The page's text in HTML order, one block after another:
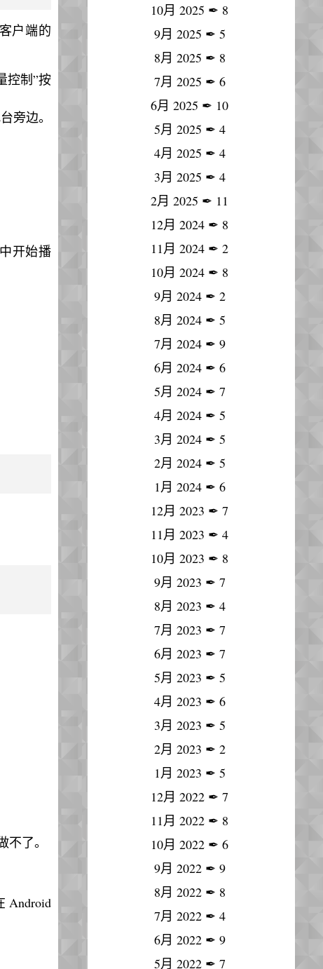
户端的
控制”按
旁边。
开始播
不了。
Android
10月 2025 ✒ 8
9月 2025 ✒ 5
8月 2025 ✒ 8
7月 2025 ✒ 6
6月 2025 ✒ 10
5月 2025 ✒ 4
4月 2025 ✒ 4
3月 2025 ✒ 4
2月 2025 ✒ 11
12月 2024 ✒ 8
11月 2024 ✒ 2
10月 2024 ✒ 8
9月 2024✒ 2
8月 2024✒ 5
7月 2024✒ 9
6月 2024✒ 6
5月 2024✒ 7
4月 2024✒ 5
3月 2024✒ 5
2月 2024✒ 5
1月 2024✒ 6
12月 2023 ✒ 7
11月 2023 ✒ 4
10月 2023 ✒ 8
9月 2023 ✒ 7
8月 2023 ✒ 4
7月 2023 ✒ 7
6月 2023 ✒ 7
5月 2023 ✒ 5
4月 2023 ✒ 6
3月 2023 ✒ 5
2月 2023 ✒ 2
1月 2023 ✒ 5
12月 2022 ✒ 7
11月 2022 ✒ 8
10月 2022 ✒ 6
9月 2022✒ 9
8月 2022✒ 8
7月 2022✒ 4
6月 2022✒ 9
5月 2022✒ 7